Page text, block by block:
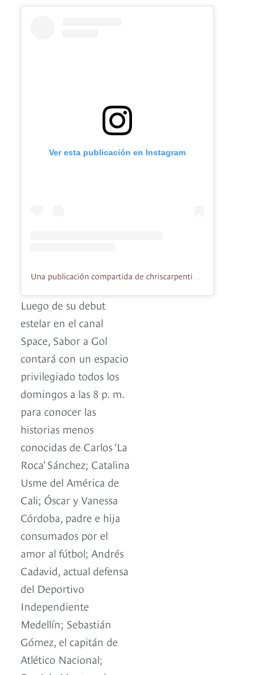
Ver esta publicación en Instagram
Luego de su debut
estelar en el canal
Space, Sabor a Gol
contará con un espacio
privilegiado todos los
domingos a las 8 p. m.
para conocer las
historias menos
conocidas de Carlos ‘La
Roca’ Sánchez; Catalina
Usme del América de
Cali; Óscar y Vanessa
Córdoba, padre e hija
consumados por el
amor al fútbol; Andrés
Cadavid, actual defensa
del Deportivo
Independiente
Medellín; Sebastián
Gómez, el capitán de
Atlético Nacional;